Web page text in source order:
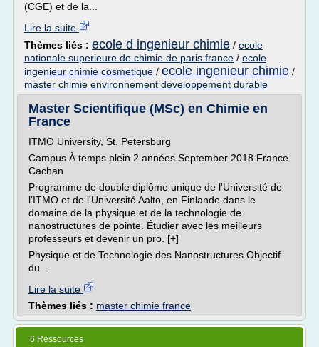
(CGE) et de la...
Lire la suite
Thèmes liés : ecole d ingenieur chimie / ecole
nationale superieure de chimie de paris france / ecole
ingenieur chimie cosmetique / ecole ingenieur chimie /
master chimie environnement developpement durable
Master Scientifique (MSc) en Chimie en
France
ITMO University, St. Petersburg
Campus À temps plein 2 années September 2018 France
Cachan
Programme de double diplôme unique de l'Université de
l'ITMO et de l'Université Aalto, en Finlande dans le
domaine de la physique et de la technologie de
nanostructures de pointe. Étudier avec les meilleurs
professeurs et devenir un pro. [+]
Physique et de Technologie des Nanostructures Objectif
du...
Lire la suite
Thèmes liés : master chimie france
6 Ressources